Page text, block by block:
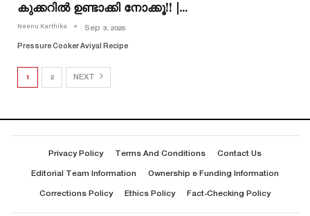
കുക്കറിൽ ഉണ്ടാക്കി നോക്കൂ!! |…
Neenu Karthika Sep 3, 2025
Pressure Cooker Aviyal Recipe
1 2 NEXT
Privacy Policy Terms And Conditions Contact Us
Editorial Team Information Ownership & Funding Information
Corrections Policy Ethics Policy Fact-Checking Policy